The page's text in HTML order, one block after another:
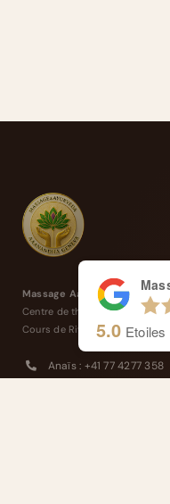
Massage Aaanandha
Centre de thérapie de Rive.
Cours de Rive 14, 1204 Genève
Anaïs : +41 77 4277 358
5.0